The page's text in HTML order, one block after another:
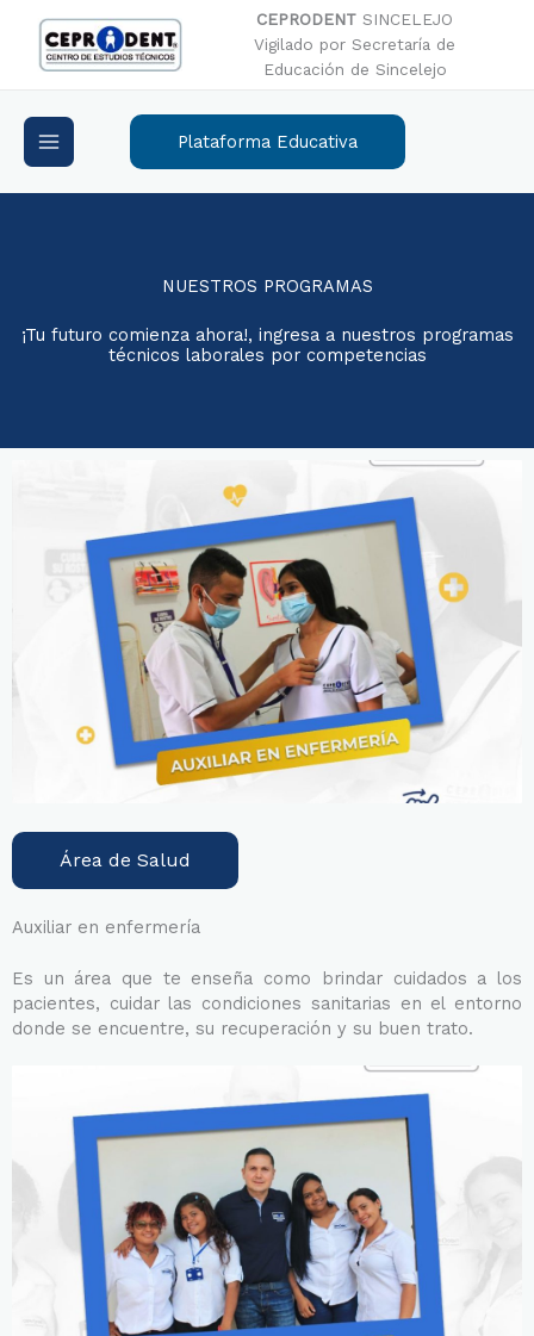
contenido
CEPRODENT SINCELEJO
Vigilado por Secretaría de
Educación de Sincelejo
Plataforma Educativa
NUESTROS PROGRAMAS
¡Tu futuro comienza ahora!, ingresa a nuestros programas
técnicos laborales por competencias
Área de Salud
Auxiliar en enfermería
Es un área que te enseña como brindar cuidados a los
pacientes, cuidar las condiciones sanitarias en el entorno
donde se encuentre, su recuperación y su buen trato.